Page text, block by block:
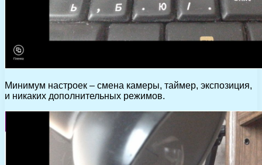
Минимум настроек – смена камеры, таймер, экспозиция,
и никаких дополнительных режимов.